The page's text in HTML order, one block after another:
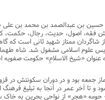
شماره دوم فصل نامه
شماره سوم و چهارم
شماره پنج و شش فصل
شماره اول فصل نامه
شماره دوم فصل نامه
شماره سوم فصل نامه
شماره ششم فصل نامه
علوم تربیتی
آئین دوست یابی
خانواده
اصول، حدیث، رجال، حکمت،
ممتاز شهید ثانى است که
علوم اسلامى مشغول شد. شاه
عنوان «شیخ الاسلامِ» حکومت
جمعه بود و در دوران سکونتش در
«هجر» از نواحى بحرین به خاک